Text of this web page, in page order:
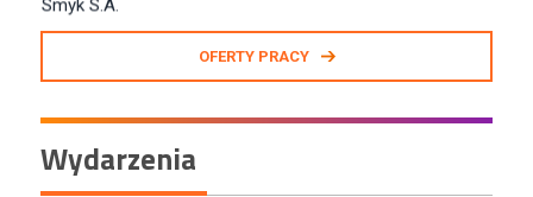
Zastępca Kierownika Salonu CH Riviera (m/k)
Specjalista/tka ds. Utrzymania Ruchu
W.Kruk
OFERTY PRACY
Wydarzenia